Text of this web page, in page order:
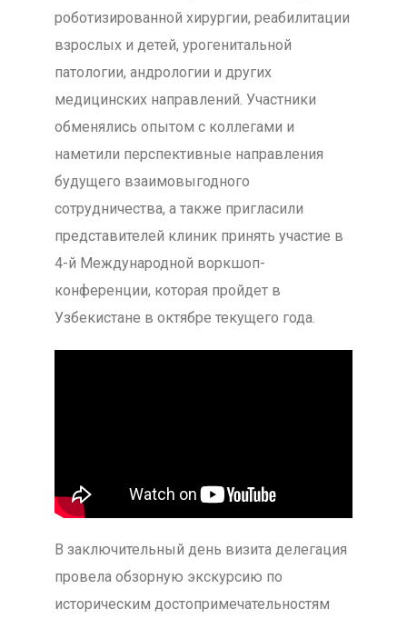
роботизированной хирургии, реабилитации
взрослых и детей, урогенитальной
патологии, андрологии и других
медицинских направлений. Участники
обменялись опытом с коллегами и
наметили перспективные направления
будущего взаимовыгодного
сотрудничества, а также пригласили
представителей клиник принять участие в
4-й Международной воркшоп-
конференции, которая пройдет в
Узбекистане в октябре текущего года.
В заключительный день визита делегация
провела обзорную экскурсию по
историческим достопримечательностям